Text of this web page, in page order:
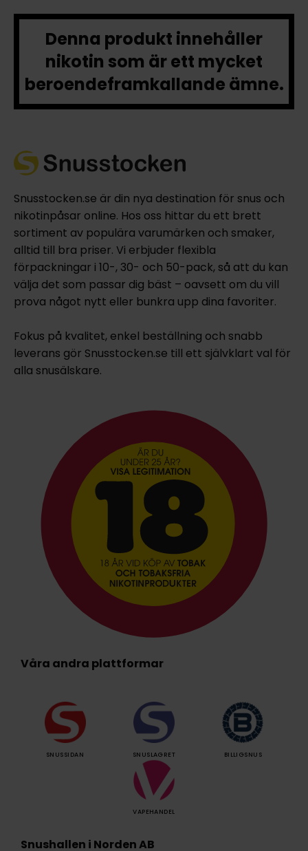
Denna produkt innehåller
nikotin som är ett mycket
beroendeframkallande ämne.
Snusstocken.se är din nya destination för snus och
nikotinpåsar online. Hos oss hittar du ett brett
sortiment av populära varumärken och smaker,
alltid till bra priser. Vi erbjuder flexibla
förpackningar i 10-, 30- och 50-pack, så att du kan
välja det som passar dig bäst – oavsett om du vill
prova något nytt eller bunkra upp dina favoriter.
Fokus på kvalitet, enkel beställning och snabb
leverans gör Snusstocken.se till ett självklart val för
alla snusälskare.
Våra andra plattformar
SNUSSIDAN SNUSLAGRET BILLIGSNUS
VAPEHANDEL
Snushallen i Norden AB